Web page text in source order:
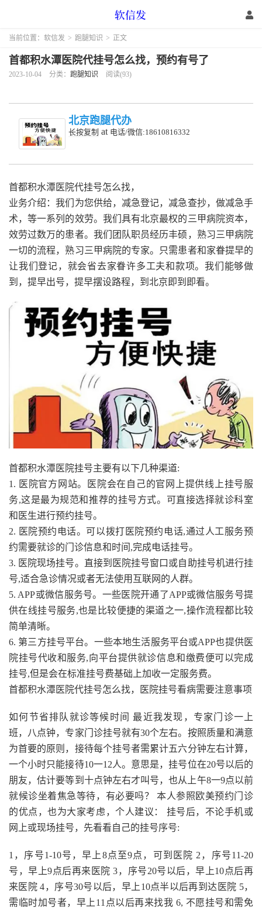
当前位置： 软信发 > 跑腿知识 > 正文
首都积水潭医院代挂号怎么找，预约有号了
2023-10-04 分类： 跑腿知识 阅读(93)
北京跑腿代办
长按复制 at 电话/微信:18610816332
首都积水潭医院代挂号怎么找，
业务介绍：我们为您供给，减急登记，减急查抄，做减急手
术，等一系列的效劳。我们具有北京最权的三甲病院资本，
效劳过数万的患者。我们团队职员经历丰硕，熟习三甲病院
一切的流程，熟习三甲病院的专家。只需患者和家眷提早的
让我们登记，就会省去家眷许多工夫和款项。我们能够做
到，提早出号，提早摆设路程，到北京即到即看。
首都积水潭医院挂号主要有以下几种渠道:
1. 医院官方网站。医院会在自己的官网上提供线上挂号服
务,这是最为规范和推荐的挂号方式。可直接选择就诊科室
和医生进行预约挂号。
2. 医院预约电话。可以拨打医院预约电话,通过人工服务预
约需要就诊的门诊信息和时间,完成电话挂号。
3. 医院现场挂号。直接到医院挂号窗口或自助挂号机进行挂
号,适合急诊情况或者无法使用互联网的人群。
5. APP或微信服务号。一些医院开通了APP或微信服务号提
供在线挂号服务,也是比较便捷的渠道之一,操作流程都比较
简单清晰。
6. 第三方挂号平台。一些本地生活服务平台或APP也提供医
院挂号代收和服务,向平台提供就诊信息和缴费便可以完成
挂号,但是会在标准挂号费基础上加收一定服务费。
首都积水潭医院代挂号怎么找，医院挂号看病需要注意事项
如何节省排队就诊等候时间 最近我发现，专家门诊一上
班，八点钟，专家门诊挂号就有30个左右。按照质量和满意
为首要的原则，接待每个挂号者需累计五六分钟左右计算，
一个小时只能接待10一12人。意思是，挂号位在20号以后的
朋友，估计要等到十点钟左右才叫号，也从上午8一9点以前
就候诊坐着焦急等待，有必要吗？ 本人参照欧美预约门诊
的优点，也为大家考虑，个人建议： 挂号后，不论手机或
网上或现场挂号，先看看自己的挂号序号:
1，序号1-10号，早上8点至9点，可到医院 2，序号11-20
号，早上9点后再来医院 3，序号20号以后，早上10点后再
来医院 4，序号30号以后，早上10点半以后再到达医院 5，
需临时加号者，早上11点以后再来找我 6, 不愿挂号和需免